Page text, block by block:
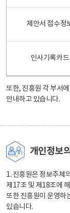
제안서 접수정
인사기록카드
또한, 진흥원 각 부서
안내하고 있습니다.
개인정보
1. 진흥원은 정보주체
제17조 및 제18조에
또한 진흥원이 운영하
있습니다.